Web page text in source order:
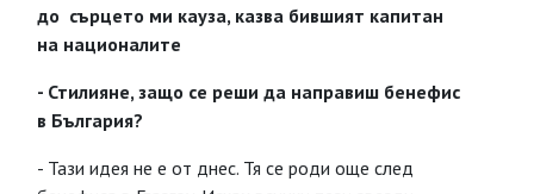
до сърцето ми кауза, казва бившият капитан
на националите
- Стилияне, защо се реши да направиш бенефис
в България?
- Тази идея не е от днес. Тя се роди още след